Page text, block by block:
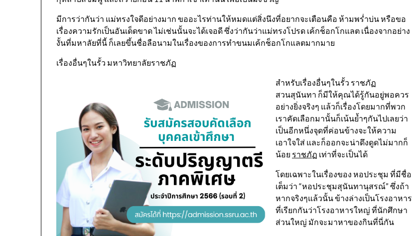
มีการว่ากันว่า แม่ทรงใจดีอย่างมาก ขออะไรท่านให้หมดแต่สิ่งนึงที่อยากจะเตือนคือ ห้ามพร่ำบ่น หรือขอ
เรื่องความรักเป็นอันเด็ดขาด ไม่เช่นนั้นจะได้เจอดี ซึ่งว่ากันว่าแม่ทรงโปรด เค้กช็อกโกแลต เนื่องจากอย่าง
งั้นที่มหาลัยที่นี้ ก็เลยขึ้นชื่อลือนามในเรื่องของการทำขนมเค้กช็อกโกแลตมากมาย
เรื่องอื่นๆในรั้ว มหาวิทยาลัยราชภัฏ
สำหรับเรื่องอื่นๆในรั้ว ราชภัฏ
สวนสุนันทา ก็มีให้คุณได้รู้กันอยู่พอควร
อย่างยิ่งจริงๆ แล้วก็เรื่องโดยมากที่พวก
เราคัดเลือกมานั้นก็เน้นย้ำๆกันไปเลยว่า
เป็นอีกหนึ่งจุดที่ค่อนข้างจะให้ความ
เอาใจใส่ และก็ออกจะน่าดึงดูดไม่มากก็
น้อย ราชภัฏ เท่าที่จะเป็นได้
โดยเฉพาะในเรื่องของ หอประชุม ที่มีชื่อ
เต็มว่า “หอประชุมสุนันทานุสรณ์” ซึ่งถ้า
หากจริงๆแล้วนั้น ข้างล่างเป็นโรงอาหาร
ที่เรียกกันว่าโรงอาหารใหญ่ ที่นักศึกษา
ส่วนใหญ่ มักจะมาหาของกินที่นี่กัน